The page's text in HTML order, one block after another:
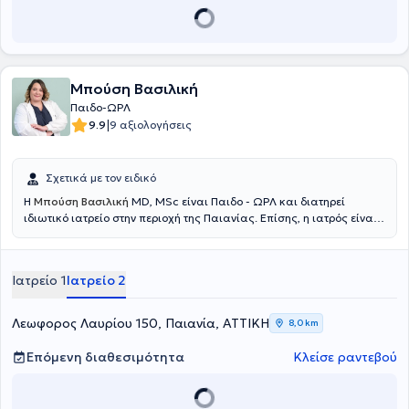
Μπούση Βασιλική
Παιδο-ΩΡΛ
9.9|9 αξιολογήσεις
Σχετικά με τον ειδικό
Η Μπούση Βασιλική MD, MSc είναι Παιδο - ΩΡΛ και διατηρεί
ιδιωτικό ιατρείο στην περιοχή της Παιανίας. Επίσης, η ιατρός είναι
Γναθοπροσωπικής Χειρουργικής του Metropolitan General και
Ιατρικής του Αριστοτελείου Πανεπιστημίου Θεσσαλονίκης (ΑΠΘ) και
απόφοιτος του Μεταπτυχιακού Προγράμματος Σπουδών «Κλινική &
Βιομηχανική Φαρμακολογία» του ίδιου Πανεπιστημίου. Η ιατρός
ολοκλήρωσε την Ειδικότητα της Ωτορινολαρυγγολογίας -
Χειρουργικής Κεφαλής και Τραχήλου στην Α’ Πανεπιστημιακή
Ωτορινολαρυγγολογική Κλινική του Εθνικού και Καποδιστριακού
"Ιπποκράτειο". Τέλος, η ιατρός φροντίζει ενεργά να παρακολουθεί
Ιατρείο 1Ιατρείο 2
Λεωφορος Λαυρίου 150, Παιανία, ΑΤΤΙΚΗ 8,0 km
Επόμενη διαθεσιμότητα Κλείσε ραντεβού